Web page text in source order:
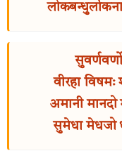
सुवर्णवर्णो
वीरहा
अमानी मानदो
सुमेधा मेधजो